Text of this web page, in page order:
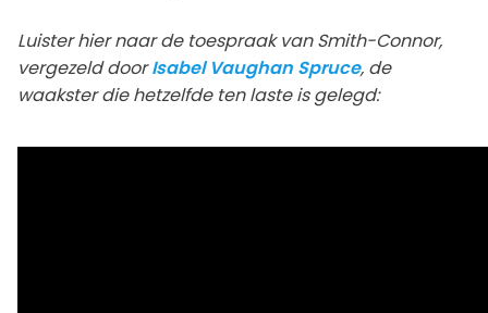
Luister hier naar de toespraak van Smith-Connor,
vergezeld doorIsabel Vaughan Spruce, de
waakster die hetzelfde ten laste is gelegd: